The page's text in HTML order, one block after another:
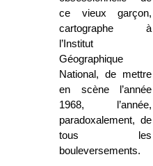
ce vieux garçon,
cartographe à
l’Institut
Géographique
National, de mettre
en scène l’année
1968, l’année,
paradoxalement, de
tous les
bouleversements.